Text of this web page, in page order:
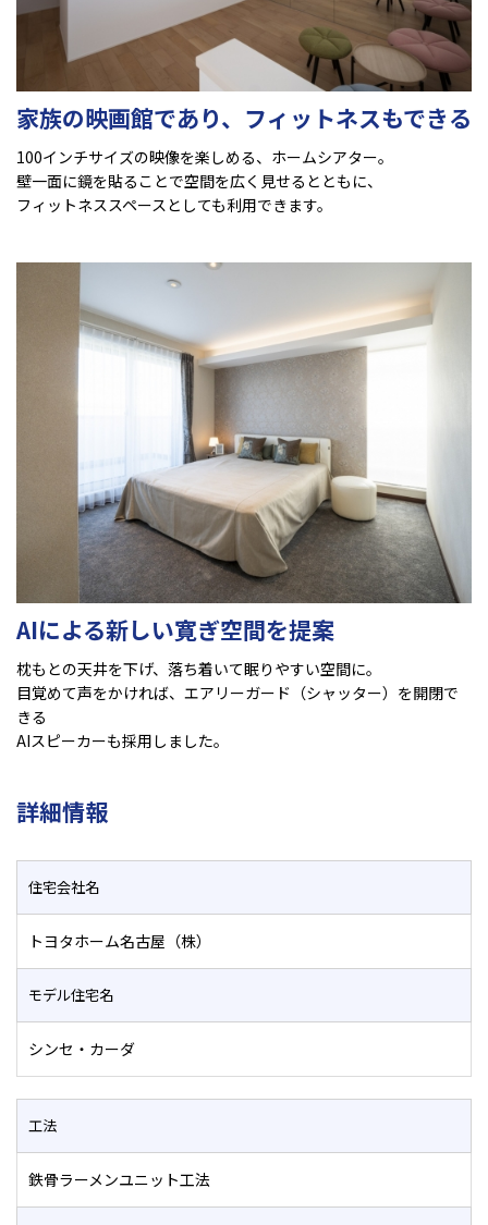
家族の映画館であり、フィットネスもできる
100インチサイズの映像を楽しめる、ホームシアター。
壁一面に鏡を貼ることで空間を広く見せるとともに、
フィットネススペースとしても利用できます。
AIによる新しい寛ぎ空間を提案
枕もとの天井を下げ、落ち着いて眠りやすい空間に。
目覚めて声をかければ、エアリーガード（シャッター）を開閉で
きる
AIスピーカーも採用しました。
詳細情報
住宅会社名
トヨタホーム名古屋（株）
モデル住宅名
シンセ・カーダ
工法
鉄骨ラーメンユニット工法